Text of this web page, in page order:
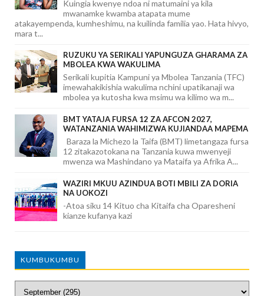
Kuingia kwenye ndoa ni matumaini ya kila
mwanamke kwamba atapata mume
atakayempenda, kumheshimu, na kuilinda familia yao. Hata hivyo,
mara t...
RUZUKU YA SERIKALI YAPUNGUZA GHARAMA ZA
MBOLEA KWA WAKULIMA
Serikali kupitia Kampuni ya Mbolea Tanzania (TFC)
imewahakikishia wakulima nchini upatikanaji wa
mbolea ya kutosha kwa msimu wa kilimo wa m...
BMT YATAJA FURSA 12 ZA AFCON 2027,
WATANZANIA WAHIMIZWA KUJIANDAA MAPEMA
Baraza la Michezo la Taifa (BMT) limetangaza fursa
12 zitakazotokana na Tanzania kuwa mwenyeji
mwenza wa Mashindano ya Mataifa ya Afrika A...
WAZIRI MKUU AZINDUA BOTI MBILI ZA DORIA
NA UOKOZI
-Atoa siku 14 Kituo cha Kitaifa cha Oparesheni
kianze kufanya kazi
KUMBUKUMBU